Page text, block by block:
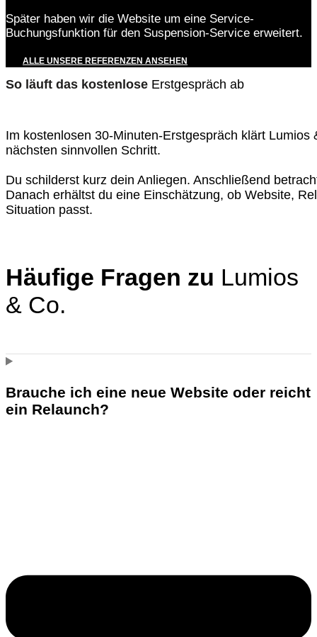
Später haben wir die Website um eine Service-
Buchungsfunktion für den Suspension-Service erweitert.
ALLE UNSERE REFERENZEN ANSEHEN
So läuft das kostenlose Erstgespräch ab
Im kostenlosen 30-Minuten-Erstgespräch klärt
nächsten sinnvollen Schritt.
Du schilderst kurz dein Anliegen. Anschließend
Danach erhältst du eine Einschätzung, ob Website,
Situation passt.
Häufige Fragen zu Lumios
& Co.
Brauche ich eine neue Website oder reicht
ein Relaunch?